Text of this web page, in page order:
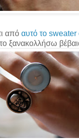
από αυτό το sweater
ξανακολλήσω